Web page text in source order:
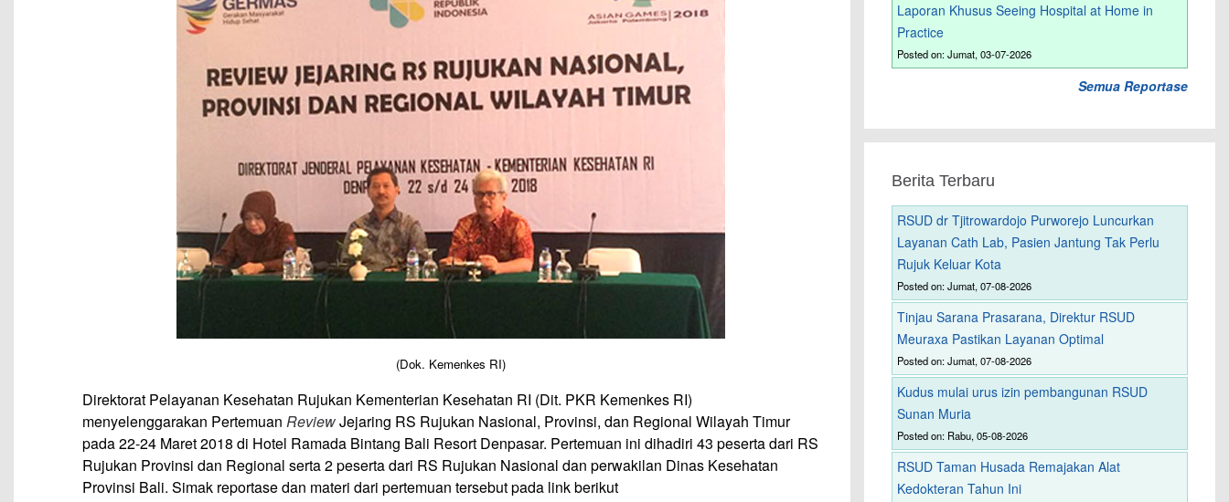
(Dok. Kemenkes RI)
Direktorat Pelayanan Kesehatan Rujukan Kementerian Kesehatan RI (Dit. PKR Kemenkes RI)
menyelenggarakan Pertemuan ReviewJejaring RS Rujukan Nasional, Provinsi, dan Regional Wilayah Timur
pada 22-24 Maret 2018 di Hotel Ramada Bintang Bali Resort Denpasar. Pertemuan ini dihadiri 43 peserta dari RS
Rujukan Provinsi dan Regional serta 2 peserta dari RS Rujukan Nasional dan perwakilan Dinas Kesehatan
Provinsi Bali. Simak reportase dan materi dari pertemuan tersebut pada link berikut
Laporan Khusus Seeing Hospital at Home in
Practice
Posted on: Jumat, 03-07-2026
Semua Reportase
Berita Terbaru
RSUD dr Tjitrowardojo Purworejo Luncurkan
Layanan Cath Lab, Pasien Jantung Tak Perlu
Rujuk Keluar Kota
Posted on: Jumat, 07-08-2026
Tinjau Sarana Prasarana, Direktur RSUD
Meuraxa Pastikan Layanan Optimal
Posted on: Jumat, 07-08-2026
Kudus mulai urus izin pembangunan RSUD
Sunan Muria
Posted on: Rabu, 05-08-2026
RSUD Taman Husada Remajakan Alat
Kedokteran Tahun Ini